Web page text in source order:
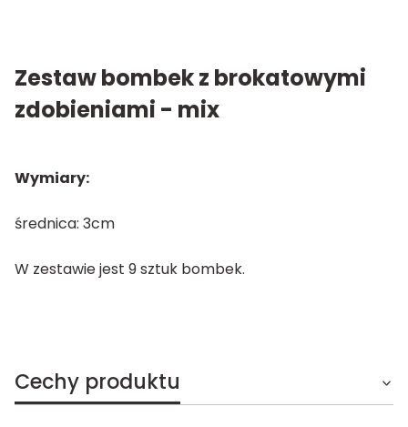
Zestaw bombek z brokatowymi
zdobieniami - mix
Wymiary:
średnica: 3cm
W zestawie jest 9 sztuk bombek.
Cechy produktu